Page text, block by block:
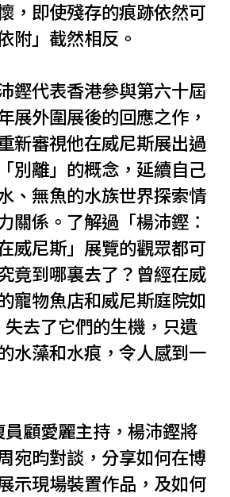
，即使殘存的痕跡依然可
附」截然相反。
鏗代表香港參與第六十屆
展外圍展後的回應之作，
新審視他在威尼斯展出過
別離」的概念，延續自己
、無魚的水族世界探索情
關係。了解過「楊沛鏗：
威尼斯」展覽的觀眾都可
竟到哪裏去了？曾經在威
寵物魚店和威尼斯庭院如
去了它們的生機，只遺
水藻和水痕，令人感到一
顧愛麗主持，楊沛鏗將
宛昀對談，分享如何在博
示現場裝置作品，及如何